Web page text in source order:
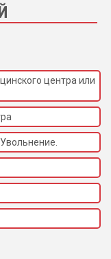
центра или